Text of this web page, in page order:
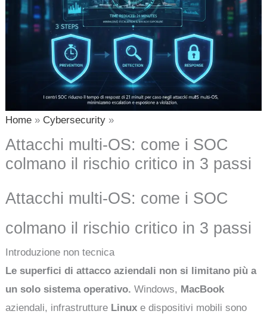
Home Cybersecurity
Attacchi multi-OS: come i SOC
colmano il rischio critico in 3 passi
Attacchi multi-OS: come i SOC
colmano il rischio critico in 3 passi
Introduzione non tecnica
Le superfici di attacco aziendali non si limitano più a
un solo sistema operativo. Windows, MacBook
aziendali, infrastrutture Linux e dispositivi mobili sono